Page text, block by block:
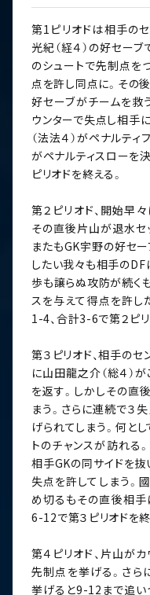
第1ピリオドは相手の
光紀（経４）の好セーブ
のシュートで先制点を
点を許し同点に。その
好セーブがチームを救
ウンターで失点し相手
（法法４）がペナルテ
がペナルティスローを
ピリオドを終える。
第２ピリオド、開始早
その直後片山が退水セ
またもGK宇野の好セ
したい我々も相手の
歩も譲らぬ攻防が続く
スを与えて得点を許し
1-4、合計3-6で第２ピリ
第３ピリオド、相手の
に山田龍之介（総４）
を返す。しかしその直
まう。さらに連続で３
げられてしまう。何と
トのチャンスが訪れる
相手GKの同サイドを
失点を許してしまう。
め切るもその直後相手
6-12で第３ピリオドを終
第４ピリオド、片山が
先制点を挙げる。さら
挙げると9-12まで追い